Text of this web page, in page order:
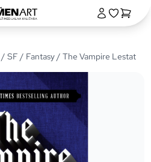
/SF / Fantasy/ The Vampire Lestat